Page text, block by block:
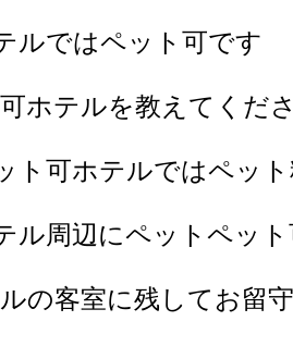
ルではペット可です
ホテルを教えてくだ
ト可ホテルではペッ
ル周辺にペットペッ
の客室に残してお留